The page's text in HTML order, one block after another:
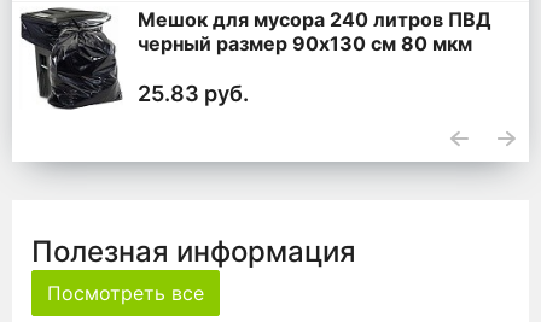
Мешок для мусора 240 литров ПВД
черный размер 90x130 см 80 мкм
25.83 руб.
Полезная информация
Посмотреть все